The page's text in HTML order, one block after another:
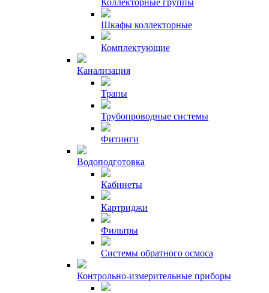
Коллекторные группы
Шкафы коллекторные
Комплектующие
Канализация
Трапы
Трубопроводные системы
Фитинги
Водоподготовка
Кабинеты
Картриджи
Фильтры
Системы обратного осмоса
Контрольно-измерительные приборы